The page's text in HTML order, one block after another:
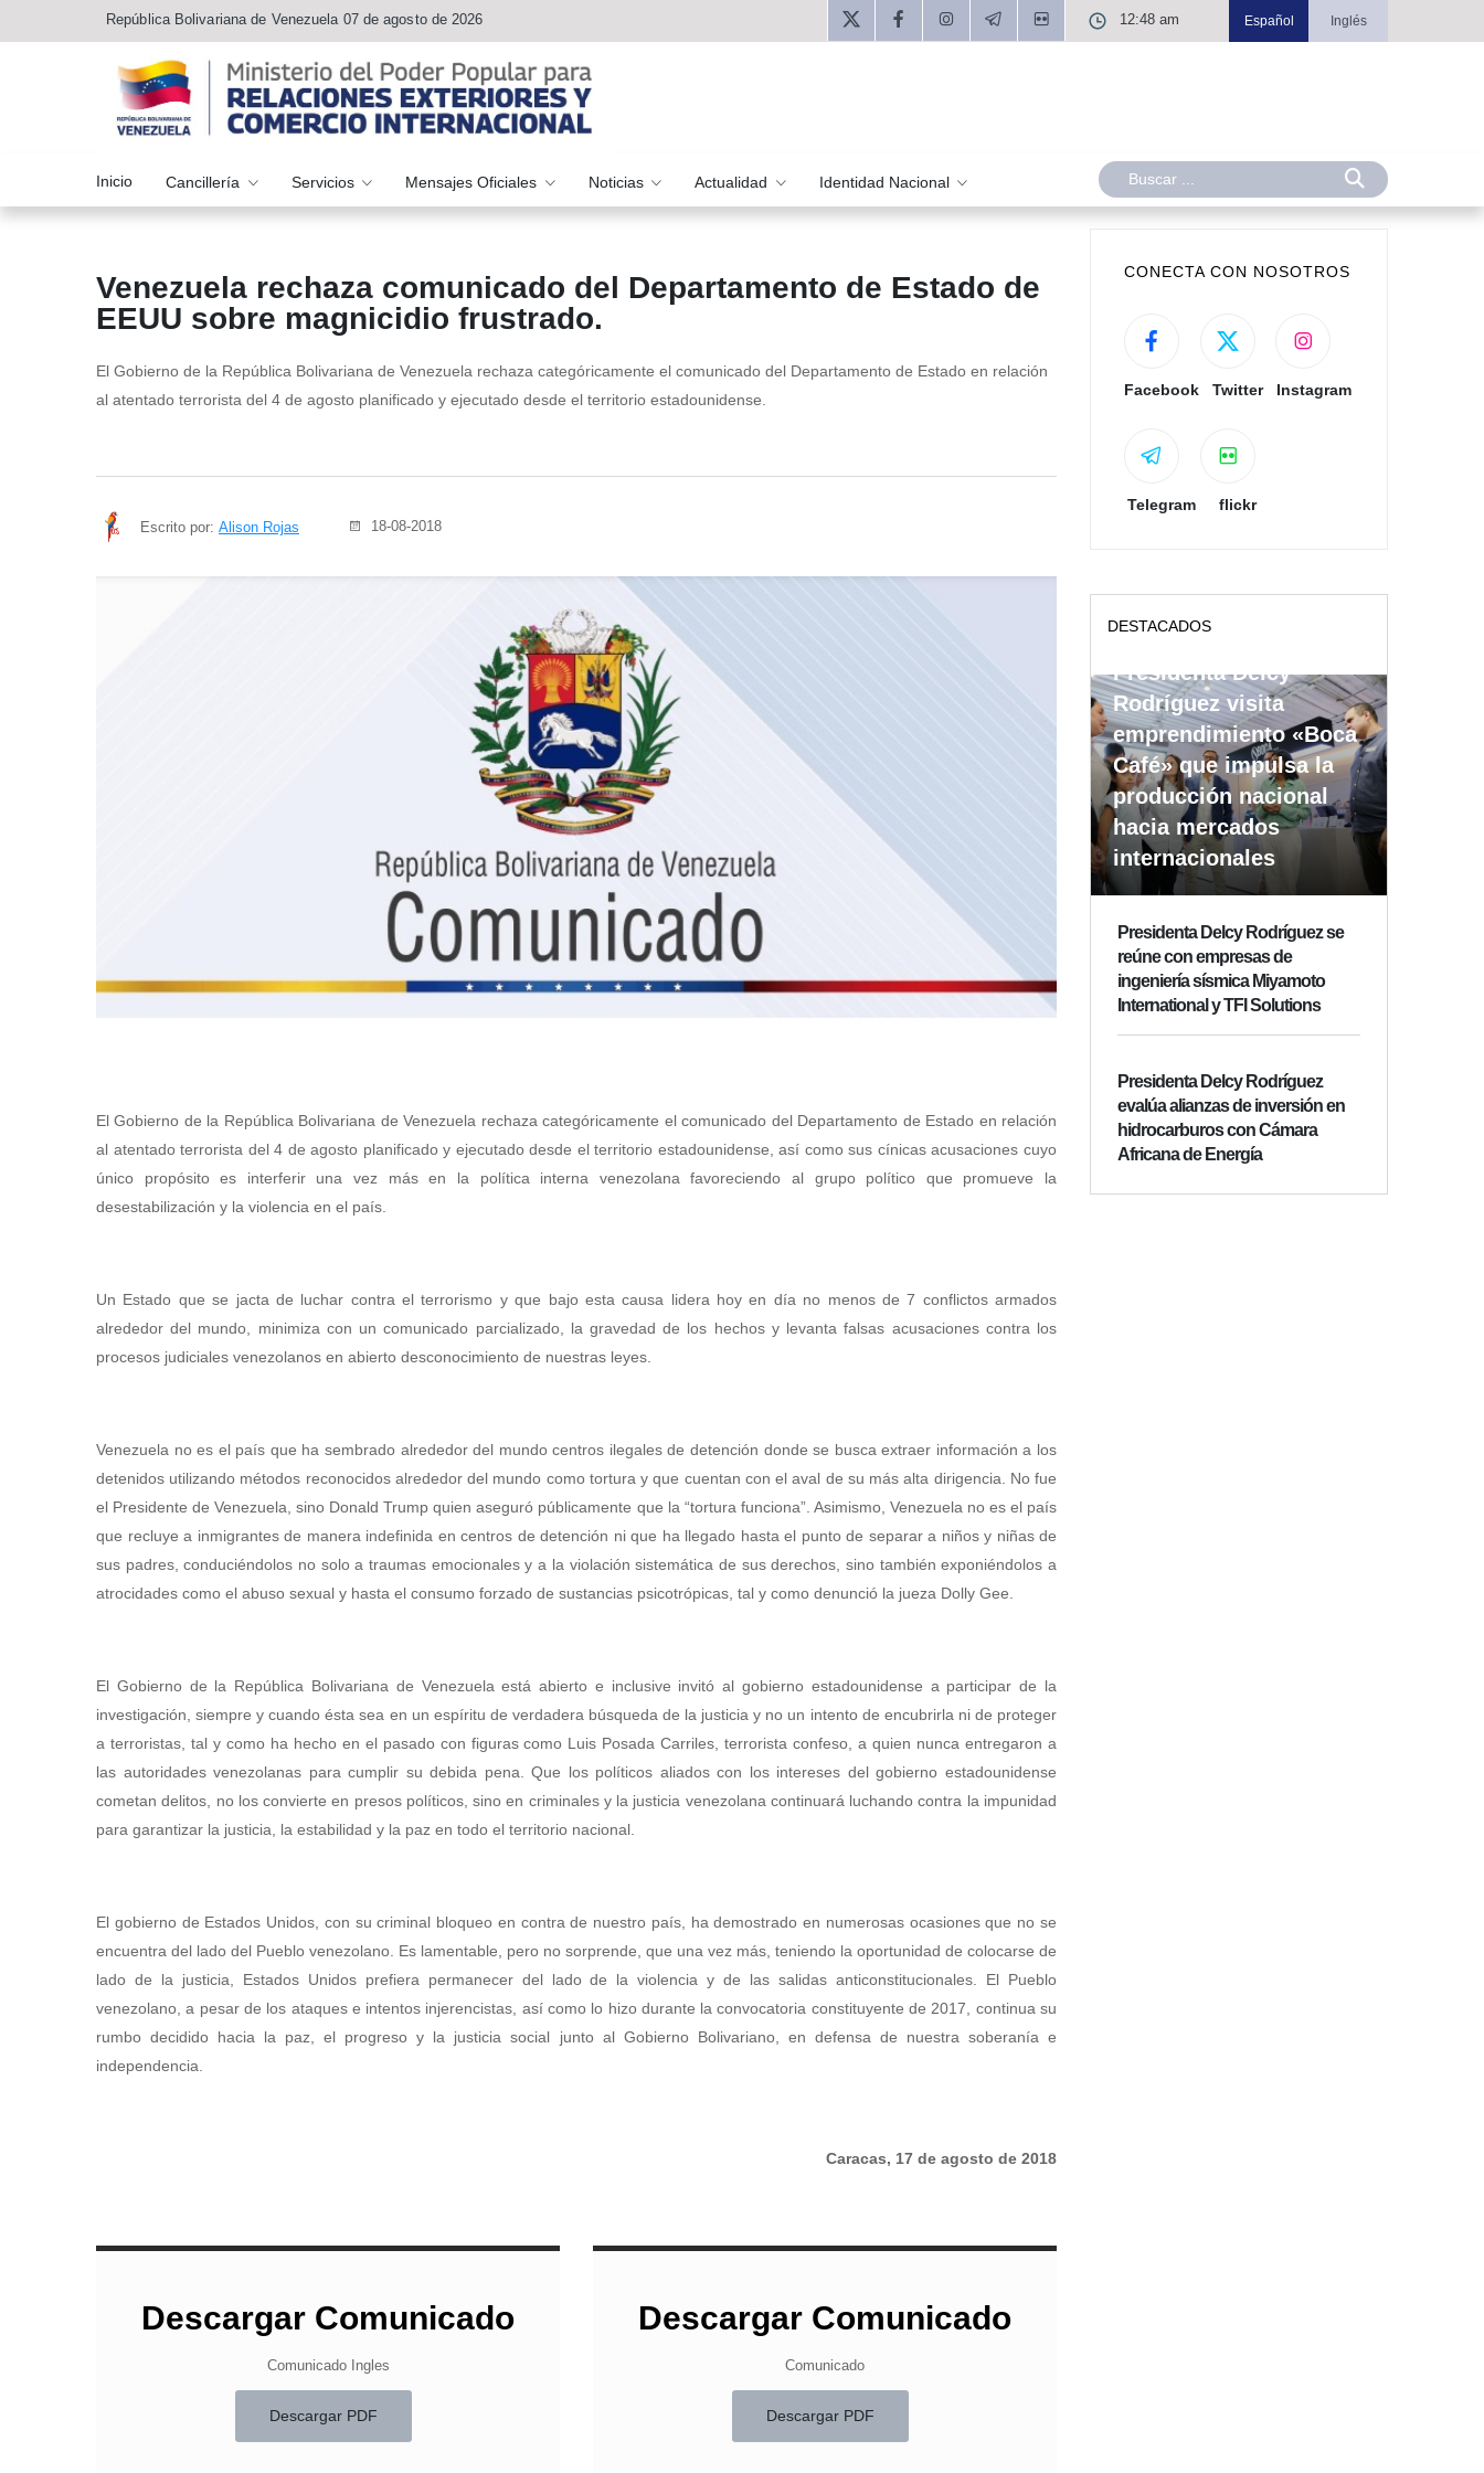
República Bolivariana de Venezuela 07 de agosto de 2026 12:48 am Español Inglés
Inicio Cancillería Servicios Mensajes Oficiales Noticias Actualidad Identidad Nacional
Venezuela rechaza comunicado del Departamento de Estado de
EEUU sobre magnicidio frustrado.
El Gobierno de la República Bolivariana de Venezuela rechaza categóricamente el comunicado del Departamento de Estado en relación
al atentado terrorista del 4 de agosto planificado y ejecutado desde el territorio estadounidense.
Escrito por: Alison Rojas 18-08-2018
El Gobierno de la República Bolivariana de Venezuela rechaza categóricamente el comunicado del Departamento de Estado en relación
al atentado terrorista del 4 de agosto planificado y ejecutado desde el territorio estadounidense, así como sus cínicas acusaciones cuyo
único propósito es interferir una vez más en la política interna venezolana favoreciendo al grupo político que promueve la
desestabilización y la violencia en el país.
Un Estado que se jacta de luchar contra el terrorismo y que bajo esta causa lidera hoy en día no menos de 7 conflictos armados
alrededor del mundo, minimiza con un comunicado parcializado, la gravedad de los hechos y levanta falsas acusaciones contra los
procesos judiciales venezolanos en abierto desconocimiento de nuestras leyes.
Venezuela no es el país que ha sembrado alrededor del mundo centros ilegales de detención donde se busca extraer información a los
detenidos utilizando métodos reconocidos alrededor del mundo como tortura y que cuentan con el aval de su más alta dirigencia. No fue
el Presidente de Venezuela, sino Donald Trump quien aseguró públicamente que la “tortura funciona”. Asimismo, Venezuela no es el país
que recluye a inmigrantes de manera indefinida en centros de detención ni que ha llegado hasta el punto de separar a niños y niñas de
sus padres, conduciéndolos no solo a traumas emocionales y a la violación sistemática de sus derechos, sino también exponiéndolos a
atrocidades como el abuso sexual y hasta el consumo forzado de sustancias psicotrópicas, tal y como denunció la jueza Dolly Gee.
El Gobierno de la República Bolivariana de Venezuela está abierto e inclusive invitó al gobierno estadounidense a participar de la
investigación, siempre y cuando ésta sea en un espíritu de verdadera búsqueda de la justicia y no un intento de encubrirla ni de proteger
a terroristas, tal y como ha hecho en el pasado con figuras como Luis Posada Carriles, terrorista confeso, a quien nunca entregaron a
las autoridades venezolanas para cumplir su debida pena. Que los políticos aliados con los intereses del gobierno estadounidense
cometan delitos, no los convierte en presos políticos, sino en criminales y la justicia venezolana continuará luchando contra la impunidad
para garantizar la justicia, la estabilidad y la paz en todo el territorio nacional.
El gobierno de Estados Unidos, con su criminal bloqueo en contra de nuestro país, ha demostrado en numerosas ocasiones que no se
encuentra del lado del Pueblo venezolano. Es lamentable, pero no sorprende, que una vez más, teniendo la oportunidad de colocarse de
lado de la justicia, Estados Unidos prefiera permanecer del lado de la violencia y de las salidas anticonstitucionales. El Pueblo
venezolano, a pesar de los ataques e intentos injerencistas, así como lo hizo durante la convocatoria constituyente de 2017, continua su
rumbo decidido hacia la paz, el progreso y la justicia social junto al Gobierno Bolivariano, en defensa de nuestra soberanía e
independencia.
Caracas, 17 de agosto de 2018
Descargar Comunicado
Comunicado Ingles
Descargar PDF
Descargar Comunicado
Comunicado
Descargar PDF
CONECTA CON NOSOTROS
Facebook Twitter Instagram
Telegram flickr
DESTACADOS
Presidenta Delcy
Rodríguez visita
emprendimiento «Boca
Café» que impulsa la
producción nacional
hacia mercados
internacionales
Presidenta Delcy Rodríguez se
reúne con empresas de
ingeniería sísmica Miyamoto
International y TFI Solutions
Presidenta Delcy Rodríguez
evalúa alianzas de inversión en
hidrocarburos con Cámara
Africana de Energía